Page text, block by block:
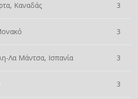
Καναδάς 3
3
Λα Μάντσα, Ισπανία 3
3